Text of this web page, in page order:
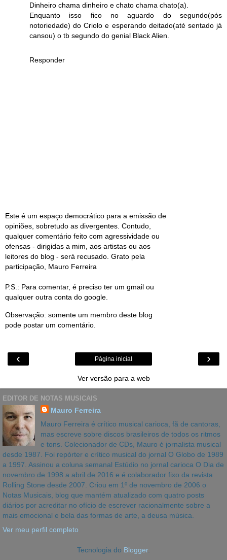
Dinheiro chama dinheiro e chato chama chato(a).
Enquanto isso fico no aguardo do segundo(pós
notoriedade) do Criolo e esperando deitado(até sentado já
cansou) o tb segundo do genial Black Alien.
Responder
Este é um espaço democrático para a emissão de
opiniões, sobretudo as divergentes. Contudo,
qualquer comentário feito com agressividade ou
ofensas - dirigidas a mim, aos artistas ou aos
leitores do blog - será recusado. Grato pela
participação, Mauro Ferreira
P.S.: Para comentar, é preciso ter um gmail ou
qualquer outra conta do google.
Observação: somente um membro deste blog
pode postar um comentário.
‹ ›
Página inicial
Ver versão para a web
EDITOR DE NOTAS MUSICAIS
Mauro Ferreira
Mauro Ferreira é crítico musical carioca, fã de cantoras,
mas escreve sobre discos brasileiros de todos os ritmos
e tons. Colecionador de CDs, Mauro é jornalista musical
desde 1987. Foi repórter e crítico musical do jornal O Globo de 1989
a 1997. Assinou a coluna semanal Estúdio no jornal carioca O Dia de
novembro de 1998 a abril de 2016 e é colaborador fixo da revista
Rolling Stone desde 2007. Criou em 1º de novembro de 2006 o
Notas Musicais, blog que mantém atualizado com quatro posts
diários por acreditar no ofício de escrever racionalmente sobre a
mais emocional e bela das formas de arte, a deusa música.
Ver meu perfil completo
Tecnologia do Blogger.